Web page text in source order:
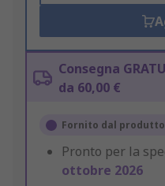
Consegna
da 60,00 €
Fornito dal
Pronto per la
ottobre 2026